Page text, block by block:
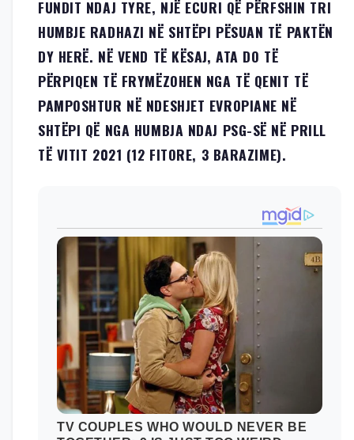
FUNDIT NDAJ TYRE, NJË ECURI QË PËRFSHIN TRI
HUMBJE RADHAZI NË SHTËPI PËSUAN TË PAKTËN
DY HERË. NË VEND TË KËSAJ, ATA DO TË
PËRPIQEN TË FRYMËZOHEN NGA TË QENIT TË
PAMPOSHTUR NË NDESHJET EVROPIANE NË
SHTËPI QË NGA HUMBJA NDAJ PSG-SË NË PRILL
TË VITIT 2021 (12 FITORE, 3 BARAZIME).